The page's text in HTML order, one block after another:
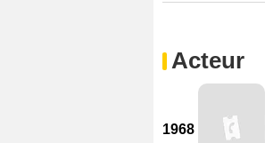
Acteur
1968